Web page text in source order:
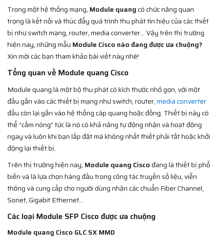
Trong một hệ thống mạng, Module quangcó chức năng quan
trọng là kết nối và thúc đẩy quá trình thu phát tín hiệu của các thiết
bị như switch mạng, router, media converter... Vậy trên thị trường
hiện nay, những mẫu Module Cisco nào đang được ưa chuộng?
Xin mời các bạn tham khảo bài viết này nhé!
Tổng quan về Module quang Cisco
Module quang là một bộ thu phát có kích thước nhỏ gọn, với một
đầu gắn vào các thiết bị mạng như switch, router,media converter
đầu còn lại gắn vào hệ thống cáp quang hoặc đồng. Thiết bị này có
thể “cắm nóng” tức là nó có khả năng tự động nhận và hoạt động
ngay và luôn khi bạn lắp đặt mà không nhất thiết phải tắt hoặc khởi
động lại thiết bị.
Trên thị trường hiện nay, Module quang Cisco đang là thiết bị phổ
biến và là lựa chọn hàng đầu trong công tác truyền số liệu, viễn
thông và cung cấp cho người dùng nhận các chuẩn Fiber Channel,
Sonet, Gigabit Ethernet…
Các loại Module SFP Cisco được ưa chuộng
Module quang Cisco GLC SX MMD